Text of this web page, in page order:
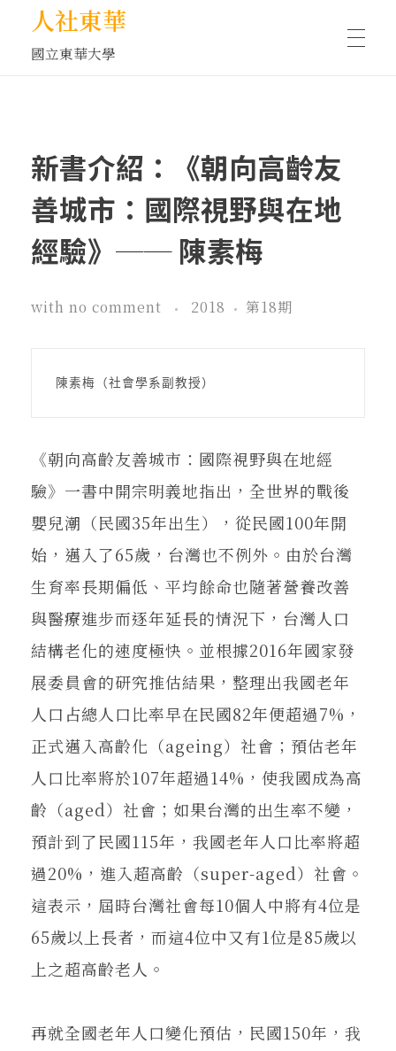
人社東華
國立東華大學
藝文空間
文化沙龍
關鍵詞
書評書介
東華風景
新書介紹：《朝向高齡友
善城市：國際視野與在地
經驗》── 陳素梅
with no comment 2018 第18期
陳素梅（社會學系副教授）
《朝向高齡友善城市：國際視野與在地經
驗》一書中開宗明義地指出，全世界的戰後
嬰兒潮（民國35年出生），從民國100年開
始，邁入了65歲，台灣也不例外。由於台灣
生育率長期偏低、平均餘命也隨著營養改善
與醫療進步而逐年延長的情況下，台灣人口
結構老化的速度極快。並根據2016年國家發
展委員會的研究推估結果，整理出我國老年
人口占總人口比率早在民國82年便超過7%，
正式邁入高齡化（ageing）社會；預估老年
人口比率將於107年超過14%，使我國成為高
齡（aged）社會；如果台灣的出生率不變，
預計到了民國115年，我國老年人口比率將超
過20%，進入超高齡（super-aged）社會。
這表示，屆時台灣社會每10個人中將有4位是
65歲以上長者，而這4位中又有1位是85歲以
上之超高齡老人。
再就全國老年人口變化預估，民國150年，我